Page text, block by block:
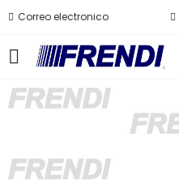
Correo electronico